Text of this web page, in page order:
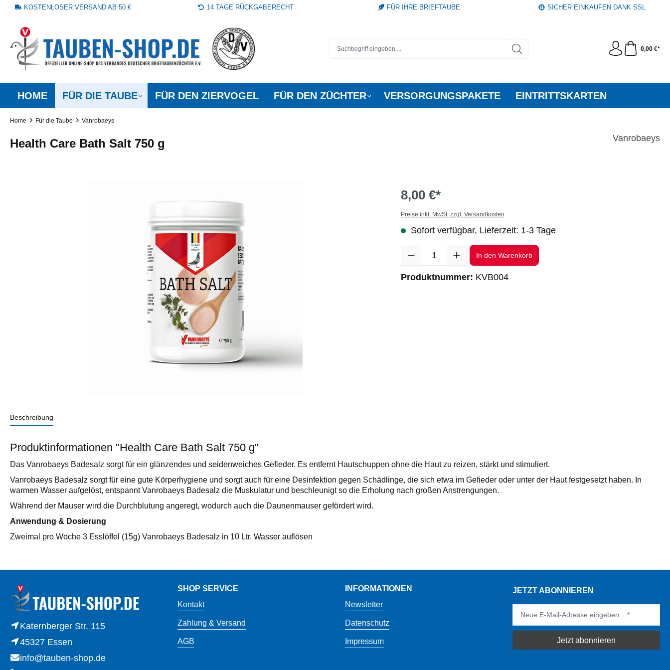
Zur Hauptnavigation springen
KOSTENLOSER VERSAND AB 50 € 14 TAGE RÜCKGABERECHT FÜR IHRE BRIEFTAUBE SICHER EINKAUFEN DANK SSL
0,00 €*
HOME FÜR DIE TAUBE FÜR DEN ZIERVOGEL FÜR DEN ZÜCHTER VERSORGUNGSPAKETE EINTRITTSKARTEN
Home Für die Taube Vanrobaeys
Health Care Bath Salt 750 g Vanrobaeys
8,00 €*
Preise inkl. MwSt. zzgl. Versandkosten
Sofort verfügbar, Lieferzeit: 1-3 Tage
Produkt Anzahl: Gib den gewünschten Wert ein oder benutze die Schaltflächen
In den Warenkorb
Produktnummer: KVB004
Beschreibung
Produktinformationen "Health Care Bath Salt 750 g"
Das Vanrobaeys Badesalz sorgt für ein glänzendes und seidenweiches Gefieder. Es entfernt Hautschuppen ohne die Haut zu reizen, stärkt und stimuliert.
Vanrobaeys Badesalz sorgt für eine gute Körperhygiene und sorgt auch für eine Desinfektion gegen Schädlinge, die sich etwa im Gefieder oder unter der Haut festgesetzt haben. In
warmen Wasser aufgelöst, entspannt Vanrobaeys Badesalz die Muskulatur und beschleunigt so die Erholung nach großen Anstrengungen.
Während der Mauser wird die Durchblutung angeregt, wodurch auch die Daunenmauser gefördert wird.
Anwendung & Dosierung
Zweimal pro Woche 3 Esslöffel (15g) Vanrobaeys Badesalz in 10 Ltr. Wasser auflösen
Katernberger Str. 115
45327 Essen
info@tauben-shop.de
SHOP SERVICE
Kontakt
Zahlung & Versand
AGB
INFORMATIONEN
Newsletter
Datenschutz
Impressum
JETZT ABONNIEREN
Jetzt abonnieren